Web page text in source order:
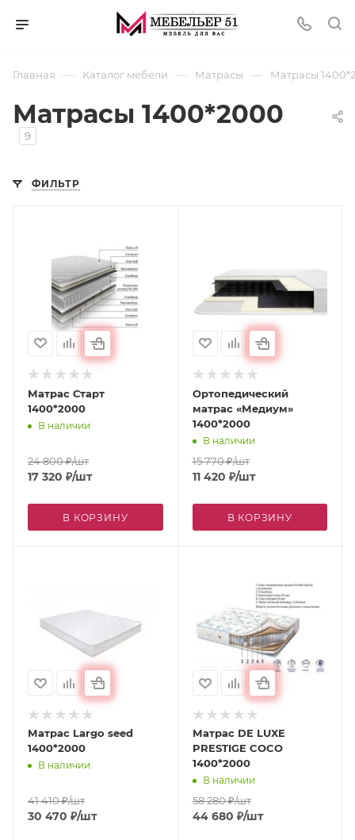
Главная — Каталог мебели — Матрасы — Матрасы
Матрасы 1400*2000
9
ФИЛЬТР
Матрас Старт
1400*2000
В наличии
24 800₽/шт
17 320 ₽/шт
В КОРЗИНУ
Ортопедический
матрас «Медиум»
1400*2000
В наличии
15 770₽/шт
11 420 ₽/шт
В КОРЗИНУ
Матрас Largo seed
1400*2000
В наличии
41 410₽/шт
30 470 ₽/шт
Матрас DE LUXE
PRESTIGE COCO
1400*2000
В наличии
58 280₽/шт
44 680 ₽/шт